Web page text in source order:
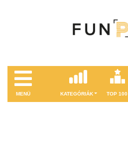
MENÜ KATEGÓRIÁK TOP 100